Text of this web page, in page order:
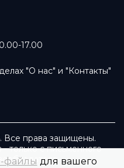
17.00
"О нас" и "Контакты"
права защищены.
только с письменного
файлы для вашего